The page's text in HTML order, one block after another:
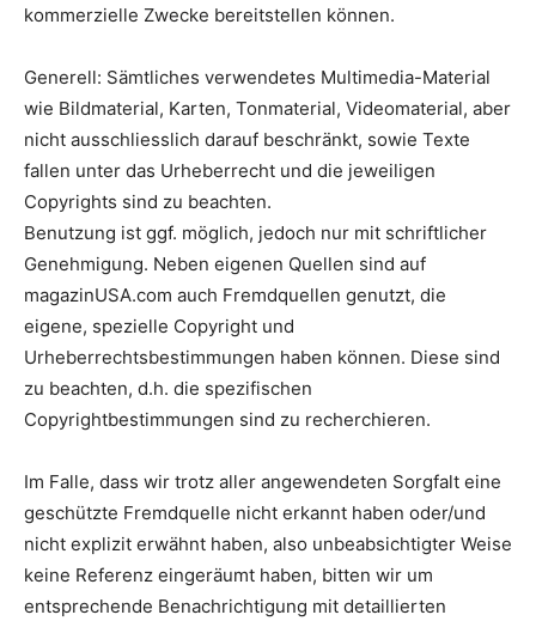
kommerzielle Zwecke bereitstellen können.
Generell: Sämtliches verwendetes Multimedia-Material
wie Bildmaterial, Karten, Tonmaterial, Videomaterial, aber
nicht ausschliesslich darauf beschränkt, sowie Texte
fallen unter das Urheberrecht und die jeweiligen
Copyrights sind zu beachten.
Benutzung ist ggf. möglich, jedoch nur mit schriftlicher
Genehmigung. Neben eigenen Quellen sind auf
magazinUSA.com auch Fremdquellen genutzt, die
eigene, spezielle Copyright und
Urheberrechtsbestimmungen haben können. Diese sind
zu beachten, d.h. die spezifischen
Copyrightbestimmungen sind zu recherchieren.
Im Falle, dass wir trotz aller angewendeten Sorgfalt eine
geschützte Fremdquelle nicht erkannt haben oder/und
nicht explizit erwähnt haben, also unbeabsichtigter Weise
keine Referenz eingeräumt haben, bitten wir um
entsprechende Benachrichtigung mit detaillierten